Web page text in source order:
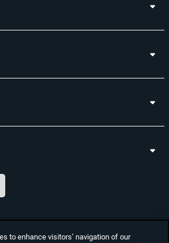
to enhance visitors’ navigation of our